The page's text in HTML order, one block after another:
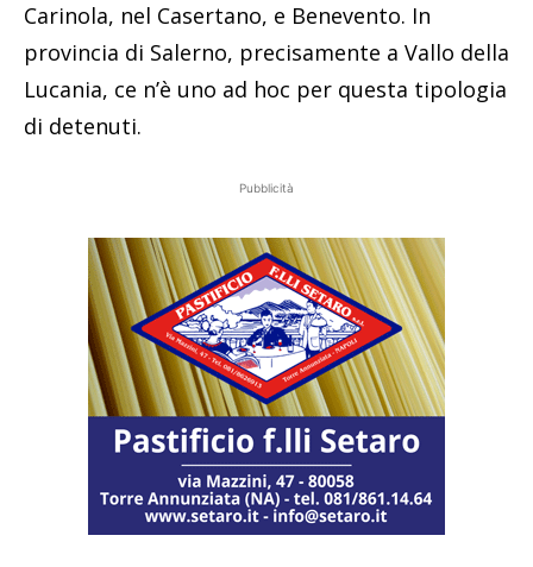
Carinola, nel Casertano, e Benevento. In
provincia di Salerno, precisamente a Vallo della
Lucania, ce n’è uno ad hoc per questa tipologia
di detenuti.
Pubblicità